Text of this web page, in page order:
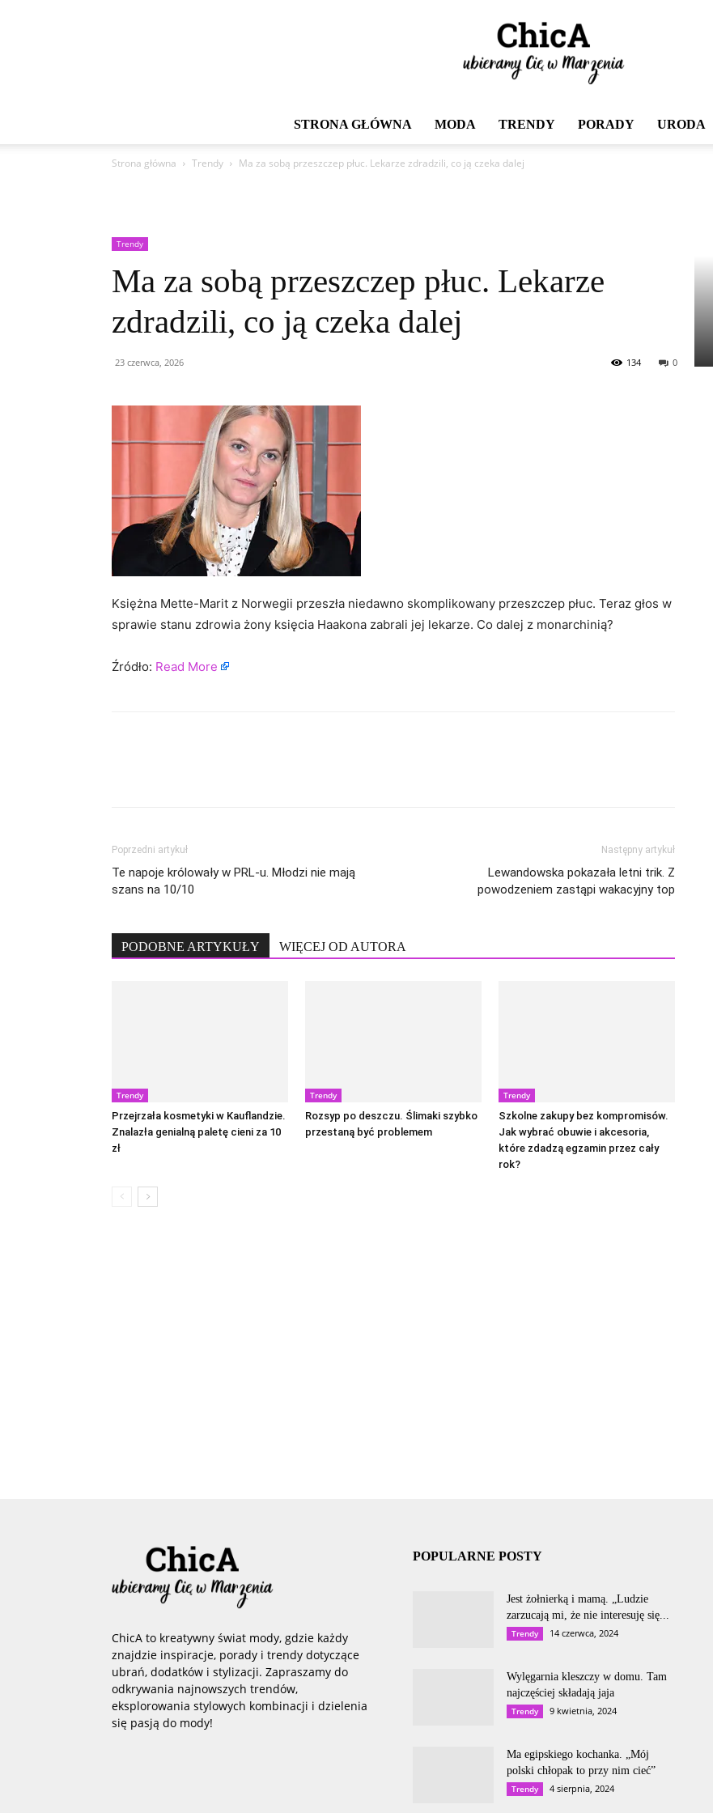
STRONA GŁÓWNA MODA TRENDY PORADY URODA
Strona główna Trendy Ma za sobą przeszczep płuc. Lekarze zdradzili, co ją czeka dalej
Trendy
Ma za sobą przeszczep płuc. Lekarze
zdradzili, co ją czeka dalej
23 czerwca, 2026 0
134
Księżna Mette-Marit z Norwegii przeszła niedawno skomplikowany przeszczep płuc. Teraz głos w
sprawie stanu zdrowia żony księcia Haakona zabrali jej lekarze. Co dalej z monarchinią?
Źródło: Read More
Poprzedni artykuł
Te napoje królowały w PRL-u. Młodzi nie mają
szans na 10/10
Następny artykuł
Lewandowska pokazała letni trik. Z
powodzeniem zastąpi wakacyjny top
PODOBNE ARTYKUŁY WIĘCEJ OD AUTORA
Trendy
Przejrzała kosmetyki w Kauflandzie.
Znalazła genialną paletę cieni za 10
zł
Trendy
Rozsyp po deszczu. Ślimaki szybko
przestaną być problemem
Trendy
Szkolne zakupy bez kompromisów.
Jak wybrać obuwie i akcesoria,
które zdadzą egzamin przez cały
rok?
ChicA to kreatywny świat mody, gdzie każdy
znajdzie inspiracje, porady i trendy dotyczące
ubrań, dodatków i stylizacji. Zapraszamy do
odkrywania najnowszych trendów,
eksplorowania stylowych kombinacji i dzielenia
się pasją do mody!
POPULARNE POSTY
Jest żołnierką i mamą. „Ludzie
zarzucają mi, że nie interesuję się...
Trendy 14 czerwca, 2024
Wylęgarnia kleszczy w domu. Tam
najczęściej składają jaja
Trendy 9 kwietnia, 2024
Ma egipskiego kochanka. „Mój
polski chłopak to przy nim cieć”
Trendy 4 sierpnia, 2024